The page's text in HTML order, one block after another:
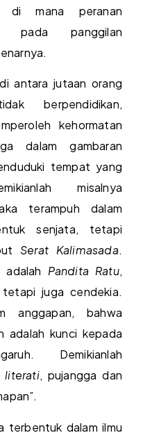
di mana peranan
pada panggilan
antara jutaan orang
berpendidikan,
kehormatan
dalam gambaran
tempat yang
misalnya
terampuh dalam
senjata, tetapi
Serat Kalimasada.
Pandita Ratu,
juga cendekia.
anggapan, bahwa
adalah kunci kepada
Demikianlah
literati, pujangga dan
terbentuk dalam ilmu